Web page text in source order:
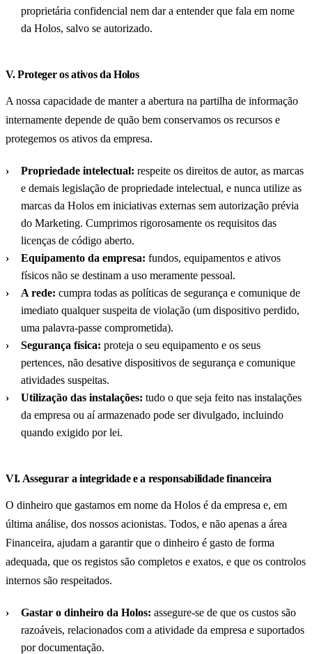
proprietária confidencial nem dar a entender que fala em nome
da Holos, salvo se autorizado.
V. Proteger os ativos da Holos
A nossa capacidade de manter a abertura na partilha de informação
internamente depende de quão bem conservamos os recursos e
protegemos os ativos da empresa.
Propriedade intelectual: respeite os direitos de autor, as marcas
e demais legislação de propriedade intelectual, e nunca utilize as
marcas da Holos em iniciativas externas sem autorização prévia
do Marketing. Cumprimos rigorosamente os requisitos das
licenças de código aberto.
Equipamento da empresa: fundos, equipamentos e ativos
físicos não se destinam a uso meramente pessoal.
A rede: cumpra todas as políticas de segurança e comunique de
imediato qualquer suspeita de violação (um dispositivo perdido,
uma palavra-passe comprometida).
Segurança física: proteja o seu equipamento e os seus
pertences, não desative dispositivos de segurança e comunique
atividades suspeitas.
Utilização das instalações: tudo o que seja feito nas instalações
da empresa ou aí armazenado pode ser divulgado, incluindo
quando exigido por lei.
VI. Assegurar a integridade e a responsabilidade financeira
O dinheiro que gastamos em nome da Holos é da empresa e, em
última análise, dos nossos acionistas. Todos, e não apenas a área
Financeira, ajudam a garantir que o dinheiro é gasto de forma
adequada, que os registos são completos e exatos, e que os controlos
internos são respeitados.
Gastar o dinheiro da Holos: assegure-se de que os custos são
razoáveis, relacionados com a atividade da empresa e suportados
por documentação.